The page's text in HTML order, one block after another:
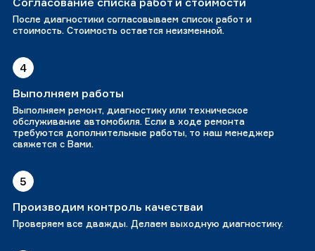
После диагностики согласовываем список работ и
стоимость. Стоимость остается неизменной.
4
Выполняем работы
Выполняем ремонт, диагностику или техническое
обслуживание автомобиля. Если в ходе ремонта
требуются дополнительные работы, то наш менеджер
свяжется с Вами.
5
Производим контроль качестваи
Проверяем все дважды. Делаем выходную диагностику.